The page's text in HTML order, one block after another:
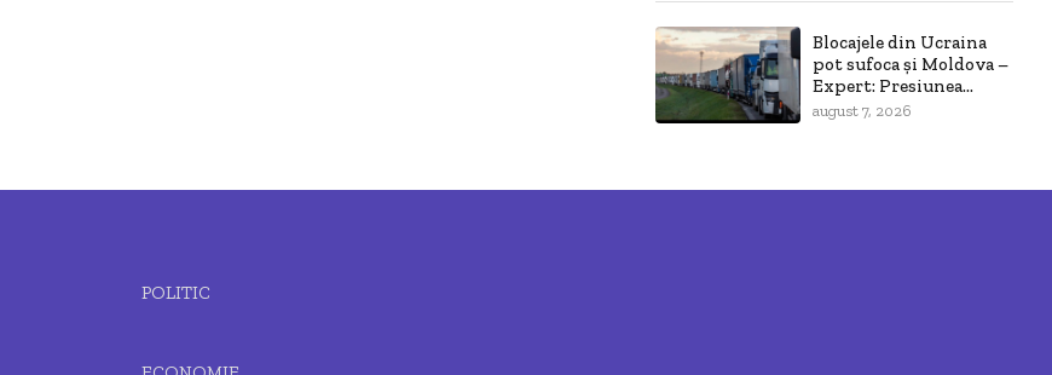
Blocajele din Ucraina
pot sufoca și Moldova –
Expert: Presiunea...
august 7, 2026
POLITIC